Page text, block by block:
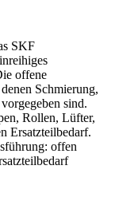
SKF
offene
Schmierung,
sind.
Rollen, Lüfter,
Ersatzteilbedarf.
offen